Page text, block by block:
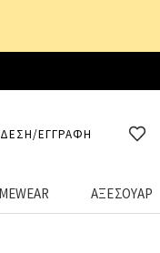
ΕΓΓΡΑΦΗ
ΑΞΕΣΟΥΑΡ